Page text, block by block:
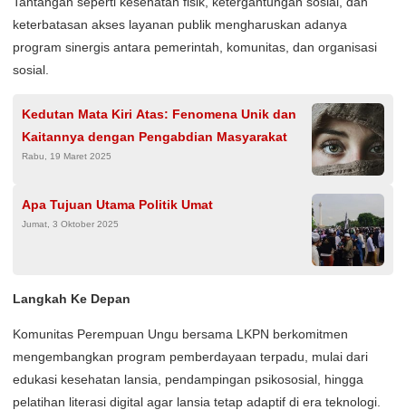
keterbatasan akses layanan publik mengharuskan adanya
program sinergis antara pemerintah, komunitas, dan organisasi
sosial.
Kedutan Mata Kiri Atas: Fenomena Unik dan
Kaitannya dengan Pengabdian Masyarakat
Rabu, 19 Maret 2025
Apa Tujuan Utama Politik Umat
Jumat, 3 Oktober 2025
Langkah Ke Depan
Komunitas Perempuan Ungu bersama LKPN berkomitmen
mengembangkan program pemberdayaan terpadu, mulai dari
edukasi kesehatan lansia, pendampingan psikososial, hingga
pelatihan literasi digital agar lansia tetap adaptif di era teknologi.